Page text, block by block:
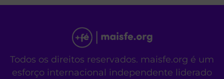
Todos os direitos reservados. maisfe.org é um
esforço internacional independente liderado